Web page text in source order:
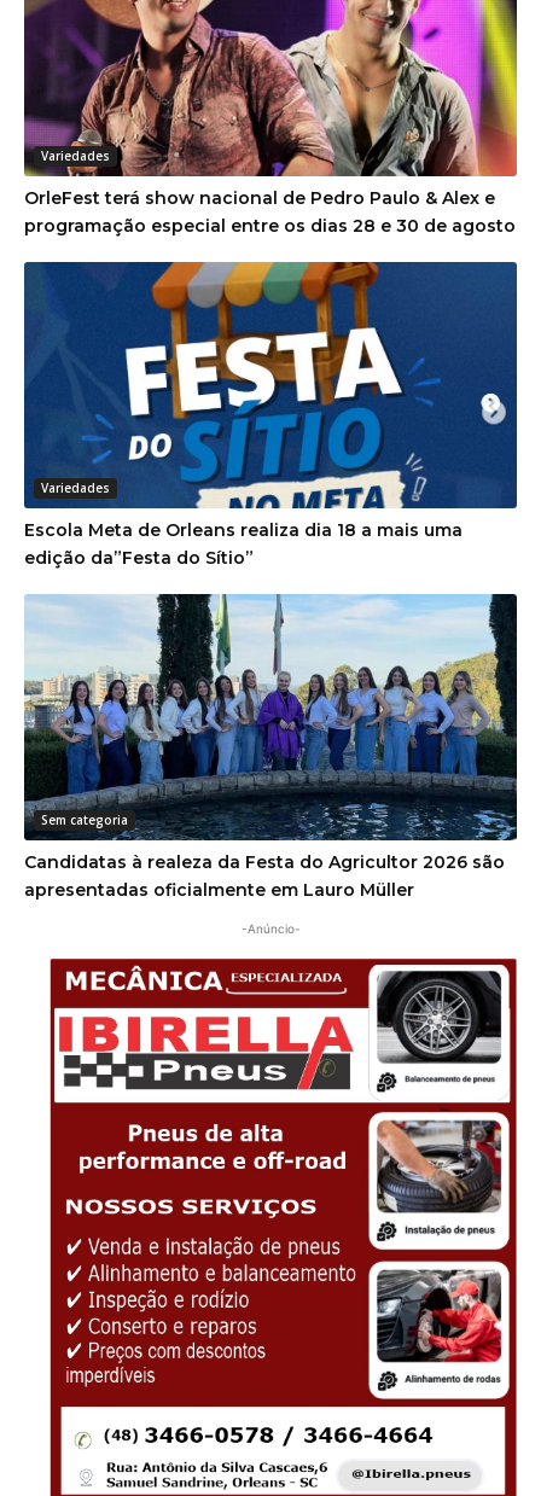
Variedades
OrleFest terá show nacional de Pedro Paulo & Alex e
programação especial entre os dias 28 e 30 de agosto
Variedades
Escola Meta de Orleans realiza dia 18 a mais uma
edição da”Festa do Sítio”
Sem categoria
Candidatas à realeza da Festa do Agricultor 2026 são
apresentadas oficialmente em Lauro Müller
-Anúncio-